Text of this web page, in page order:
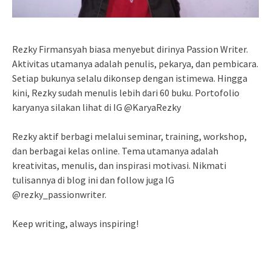
Rezky Firmansyah biasa menyebut dirinya Passion Writer.
Aktivitas utamanya adalah penulis, pekarya, dan pembicara.
Setiap bukunya selalu dikonsep dengan istimewa. Hingga
kini, Rezky sudah menulis lebih dari 60 buku. Portofolio
karyanya silakan lihat di IG @KaryaRezky
Rezky aktif berbagi melalui seminar, training, workshop,
dan berbagai kelas online. Tema utamanya adalah
kreativitas, menulis, dan inspirasi motivasi. Nikmati
tulisannya di blog ini dan follow juga IG
@rezky_passionwriter.
Keep writing, always inspiring!